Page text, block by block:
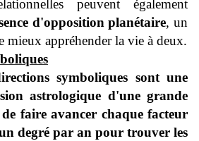
peuvent également
d'opposition planétaire, un
mieux appréhender la vie à deux.
symboliques sont une
astrologique d'une grande
faire avancer chaque facteur
degré par an pour trouver les